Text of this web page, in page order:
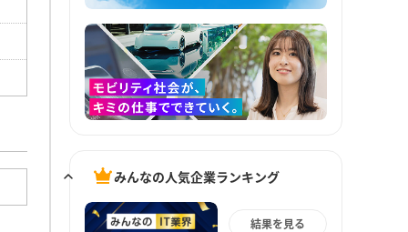
みんなの人気企業ランキング
結果を見る